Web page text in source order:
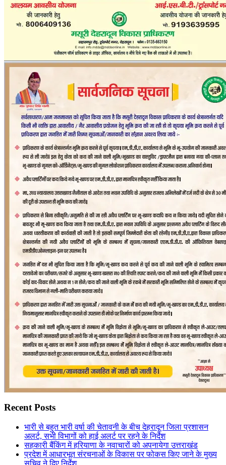
Recent Posts
भारी से बहुत भारी वर्षा की चेतावनी के बीच देहरादून जिला प्रशासन
अलर्ट, सभी विभागों को हाई अलर्ट पर रहने के निर्देश
सहकारी बैंकिंग में हरियाणा के नवाचारों को अपनायेगा उत्तराखंड
प्रदेश में आधारभूत संरचनाओं के विकास पर फोकस किए जाने के मुख्य
सचिव ने दिए निर्देश